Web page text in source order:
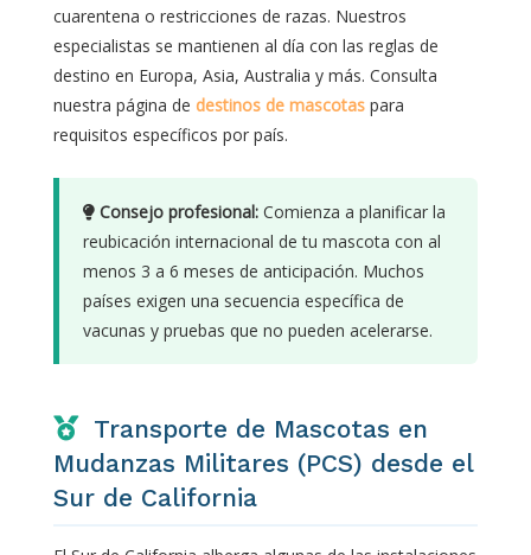
cuarentena o restricciones de razas. Nuestros
especialistas se mantienen al día con las reglas de
destino en Europa, Asia, Australia y más. Consulta
nuestra página de destinos de mascotas para
requisitos específicos por país.
Consejo profesional: Comienza a planificar la
reubicación internacional de tu mascota con al
menos 3 a 6 meses de anticipación. Muchos
países exigen una secuencia específica de
vacunas y pruebas que no pueden acelerarse.
Transporte de Mascotas en
Mudanzas Militares (PCS) desde el
Sur de California